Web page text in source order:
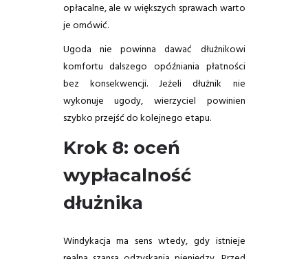
opłacalne, ale w większych sprawach warto
je omówić.
Ugoda nie powinna dawać dłużnikowi
komfortu dalszego opóźniania płatności
bez konsekwencji. Jeżeli dłużnik nie
wykonuje ugody, wierzyciel powinien
szybko przejść do kolejnego etapu.
Krok 8: oceń
wypłacalność
dłużnika
Windykacja ma sens wtedy, gdy istnieje